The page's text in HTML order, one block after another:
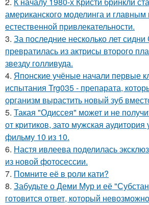
американского моделинга и
естественной привлекательности.
3. За последние несколько лет
превратилась из актрисы второго
звезду голливуда.
4. Японские учёные начали первые
испытания Trg035 - препарата,
организм вырастить новый зуб
5. Такая "Одиссея" может и не
от критиков, зато мужская
фильму 10 из 10.
6. Настя ивлеева поделилась
из новой фотосессии.
7. Помните её в роли кати?
8. Забудьте о Деми Мур и её
готовится ответ, который